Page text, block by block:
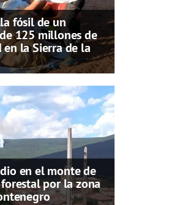
fósil de un
125 millones de
la Sierra de la
en el monte de
por la zona